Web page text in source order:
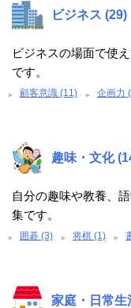
ビジネス (29)
ビジネスの場面で使
です。
顧客意識 (11) 企画力
趣味・文化
自分の趣味や教養、
集です。
囲碁 (3) 将棋 (1)
家庭・日常生